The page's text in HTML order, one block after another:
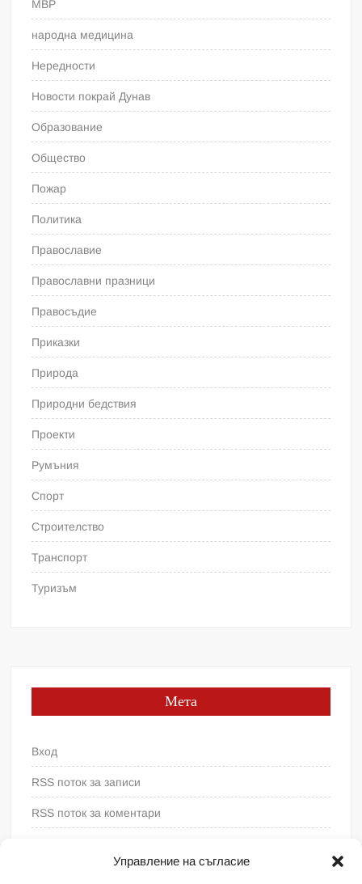
Управление на съгласие
МВР
народна медицина
Нередности
Новости покрай Дунав
Образование
Общество
Пожар
Политика
Православие
Православни празници
Правосъдие
Приказки
Природа
Природни бедствия
Проекти
Румъния
Спорт
Строителство
Транспорт
Туризъм
Мета
Вход
RSS поток за записи
RSS поток за коментари